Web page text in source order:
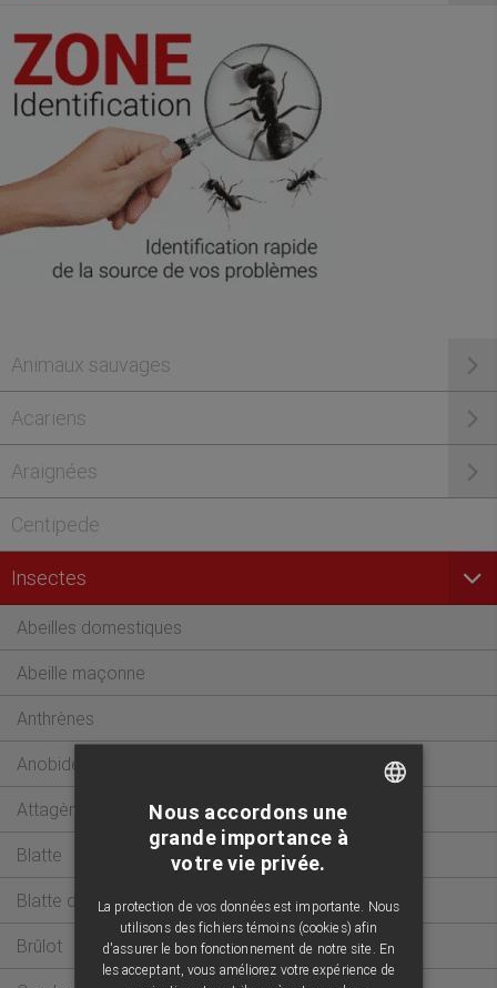
Animaux sauvages
Acariens
Araignées
Centipede
Insectes
Abeilles domestiques
Abeille maçonne
Anthrènes
Anobidés
Attagène
Blatte
Blatte de Pennsylvanie
Brûlot
FRENCH
Nous accordons une
grande importance à
votre vie privée.
La protection de vos données est importante. Nous
utilisons des fichiers témoins (cookies) afin
d'assurer le bon fonctionnement de notre site. En
les acceptant, vous améliorez votre expérience de